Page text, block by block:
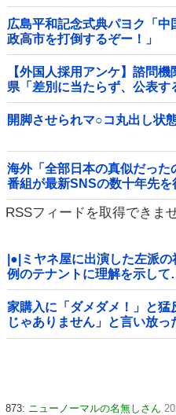
広島平和記念式典パヨク「
政高市を打倒するぞー！」
【外国人採用アンケ】諮問
県「差別に当たらず、公表す
開脚させられマ○コ丸出し状
海外「全部日本の真似だっ
番組が最新SNSの数十年先を
RSSフィードを取得できま
|●|ミヤネ屋に出演した左派
例のテナントに理解を示し
家購入に「ダメダメ！」と
じゃありません」と言い放
〇〇を口にして最高の展開へ
873: ニューノーマルの名無しさん